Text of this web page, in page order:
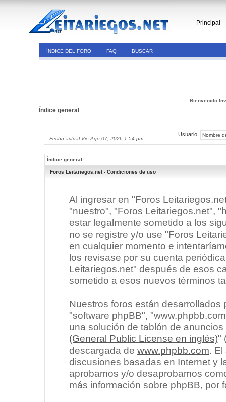
Principal
ÍNDICE DEL FORO FAQ BUSCAR
Bienvenido
Índice general
Fecha actual Vie Ago 07, 2026 1:54 pm
Usuario:
Índice general
Foros Leitariegos.net - Condiciones de uso
Al ingresar en "Foros
"nuestro", "Foros Leitariegos.net",
estar legalmente sometido a los
no se registre y/o use "Foros
en cualquier momento e
los revisase por su cuenta
Leitariegos.net" después de esos
sometido a esos nuevos términos
Nuestros foros están
"software phpBB",
una solución de tablón de
(General Public License en inglés)"
descargada de www.phpbb.com. El
discusiones basadas en Internet y
aprobamos y/o desaprobamos
más información sobre phpBB, por